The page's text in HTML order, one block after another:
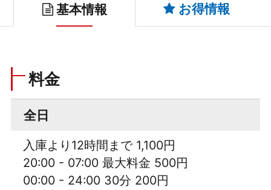
基本情報 お得情報
料金
全日
入庫より12時間まで 1,100円
20:00 - 07:00 最大料金 500円
00:00 - 24:00 30分 200円